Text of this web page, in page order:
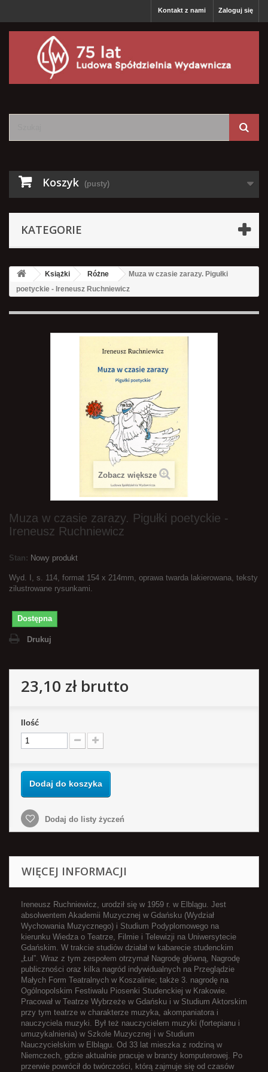
Zaloguj się
Kontakt z nami
Koszyk (pusty)
KATEGORIE
Książki Różne
Muza w czasie zarazy. Pigułki
poetyckie - Ireneusz Ruchniewicz
Zobacz większe
Muza w czasie zarazy. Pigułki poetyckie -
Ireneusz Ruchniewicz
Stan: Nowy produkt
Wyd. I, s. 114, format 154 x 214mm, oprawa twarda lakierowana, teksty
zilustrowane rysunkami.
Dostępna
Drukuj
23,10 złbrutto
Ilość
Dodaj do koszyka
Dodaj do listy życzeń
WIĘCEJ INFORMACJI
Ireneusz Ruchniewicz, urodził się w 1959 r. w Elblągu. Jest
absolwentem Akademii Muzycznej w Gdańsku (Wydział
Wychowania Muzycznego) i Studium Podyplomowego na
kierunku Wiedza o Teatrze, Filmie i Telewizji na Uniwersytecie
Gdańskim. W trakcie studiów działał w kabarecie studenckim
„Łul”. Wraz z tym zespołem otrzymał Nagrodę główną, Nagrodę
publiczności oraz kilka nagród indywidualnych na Przeglądzie
Małych Form Teatralnych w Koszalinie; także 3. nagrodę na
Ogólnopolskim Festiwalu Piosenki Studenckiej w Krakowie.
Pracował w Teatrze Wybrzeże w Gdańsku i w Studium Aktorskim
przy tym teatrze w charakterze muzyka, akompaniatora i
nauczyciela muzyki. Był też nauczycielem muzyki (fortepianu i
umuzykalnienia) w Szkole Muzycznej i w Studium
Nauczycielskim w Elblągu. Od 33 lat mieszka z rodziną w
Niemczech, gdzie aktualnie pracuje w branży komputerowej. Po
przerwie powrócił do twórczości, którą zajmuje się od czasów